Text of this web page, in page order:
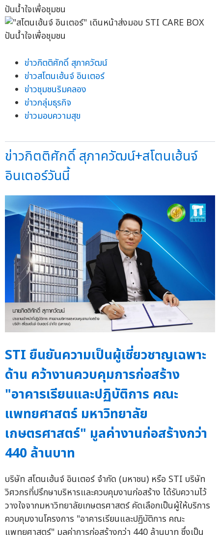
ข่าวกิตติศักดิ์ สุภาควัฒน์
ข่าวสโตนเฮ้นจ์ อินเตอร์
ข่าวชุมชนริมคลอง
ข่าวกลุ่มธุรกิจ
ข่าวมอบความสุข
ข่าวกิตติศักดิ์ สุภาควัฒน์+สโตนเฮ้นจ์
อินเตอร์วันนี้
STI ยืนยันความเป็นผู้เชี่ยวชาญเฉพาะ
ด้าน คว้างานควบคุมการก่อสร้าง
"อาคารเรียนและปฏิบัติการ คณะ
แพทยศาสตร์ มหาวิทยาลัย
เกษตรศาสตร์" มูลค่างานก่อสร้างกว่า
440 ล้านบาท
บริษัท สโตนเฮ้นจ์ อินเตอร์ จำกัด (มหาชน) หรือ STI บริษัท
วิศวกรที่ปรึกษาบริหารและควบคุมงานก่อสร้าง ได้รับความไว้
วางใจจากมหาวิทยาลัยเกษตรศาสตร์ คัดเลือกเป็นผู้ให้บริการ
ควบคุมงานโครงการ "อาคารเรียนและปฏิบัติการ คณะ